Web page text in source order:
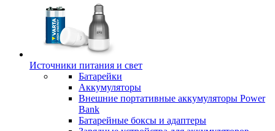
Источники питания и свет
Батарейки
Аккумуляторы
Внешние портативные аккумуляторы Power
Bank
Батарейные боксы и адаптеры